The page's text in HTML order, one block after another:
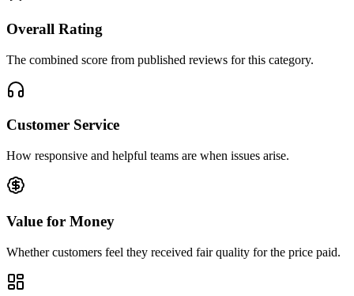
Overall Rating
The combined score from published reviews for this category.
Customer Service
How responsive and helpful teams are when issues arise.
Value for Money
Whether customers feel they received fair quality for the price paid.